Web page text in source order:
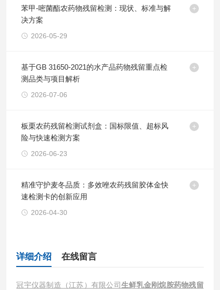
苯甲-嘧菌酯农药物残留检测：现状、标准与解
决方案
2026-05-29
基于GB 31650-2021的水产品药物残留重点检
测品类与项目解析
2026-07-06
板栗农药残留检测试剂盒：国标限值、超标风
险与快速检测方案
2026-06-23
精准守护麦冬品质：多效唑农药残留胶体金快
速检测卡的创新应用
2026-04-30
详细介绍 在线留言
冠宇仪器制造（江苏）有限公司生鲜乳金刚烷胺药物残留